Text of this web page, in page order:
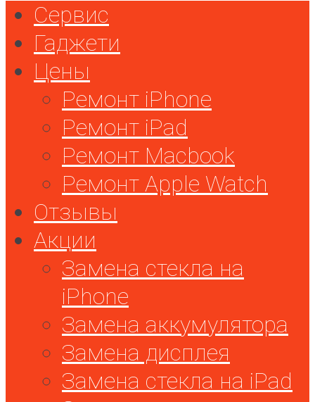
Сервис
Гаджети
Цены
Ремонт iPhone
Ремонт iPad
Ремонт Macbook
Ремонт Apple Watch
Отзывы
Акции
Замена стекла на
iPhone
Замена аккумулятора
Замена дисплея
Замена стекла на iPad